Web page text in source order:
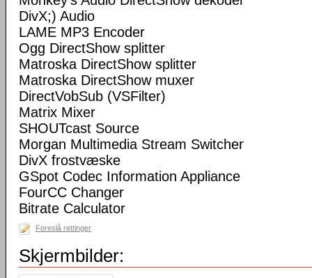
DivX;) Audio
LAME MP3 Encoder
Ogg DirectShow splitter
Matroska DirectShow splitter
Matroska DirectShow muxer
DirectVobSub (VSFilter)
Matrix Mixer
SHOUTcast Source
Morgan Multimedia Stream Switcher
DivX frostvæske
GSpot Codec Information Appliance
FourCC Changer
Bitrate Calculator
Foreslå rettinger
Skjermbilder: